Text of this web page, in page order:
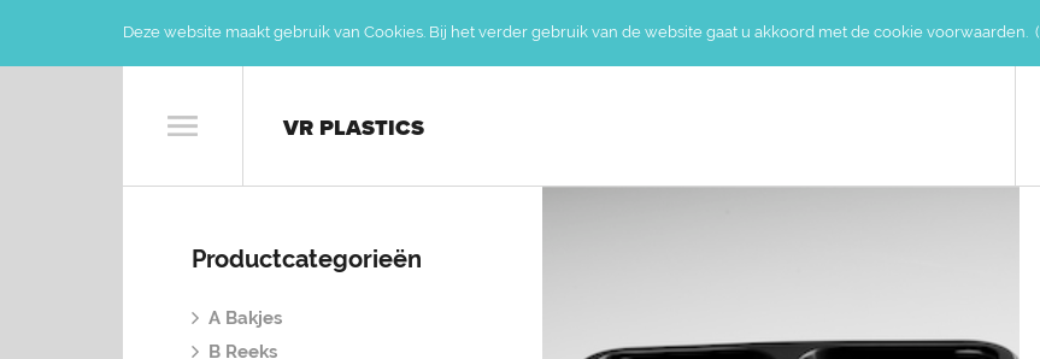
Deze website maakt gebruik van Cookies. Bij het verder gebruik van de website gaat u akkoord met de cookie voorwaarden. (
VR PLASTICS
Productcategorieën
A Bakjes
B Reeks